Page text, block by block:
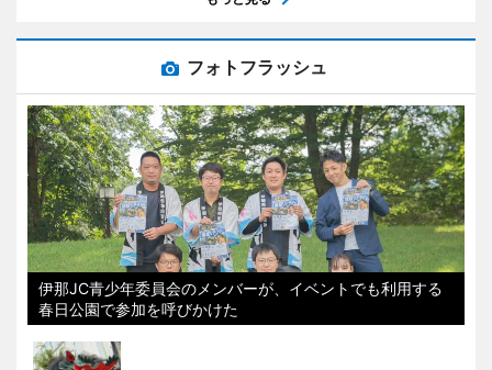
フォトフラッシュ
伊那JC青少年委員会のメンバーが、イベントでも利用する
春日公園で参加を呼びかけた